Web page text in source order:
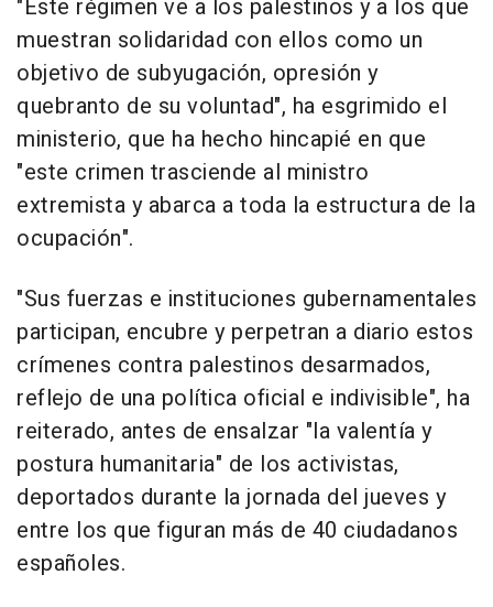
"Este régimen ve a los palestinos y a los que
muestran solidaridad con ellos como un
objetivo de subyugación, opresión y
quebranto de su voluntad", ha esgrimido el
ministerio, que ha hecho hincapié en que
"este crimen trasciende al ministro
extremista y abarca a toda la estructura de la
ocupación".
"Sus fuerzas e instituciones gubernamentales
participan, encubre y perpetran a diario estos
crímenes contra palestinos desarmados,
reflejo de una política oficial e indivisible", ha
reiterado, antes de ensalzar "la valentía y
postura humanitaria" de los activistas,
deportados durante la jornada del jueves y
entre los que figuran más de 40 ciudadanos
españoles.